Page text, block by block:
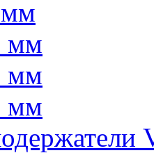
мм
мм
мм